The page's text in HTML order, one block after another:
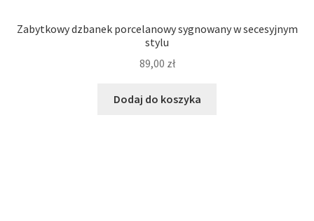
Zabytkowy dzbanek porcelanowy sygnowany w secesyjnym
stylu
89,00 zł
Dodaj do koszyka